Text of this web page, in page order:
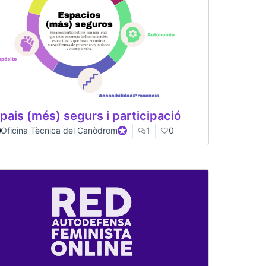
(més) segurs i participació
Oficina Tècnica del CanòdromOfficial participant
1 0